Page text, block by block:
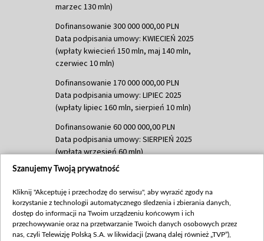
marzec 130 mln)
Dofinansowanie 300 000 000,00 PLN
Data podpisania umowy: KWIECIEŃ 2025
(wpłaty kwiecień 150 mln, maj 140 mln,
czerwiec 10 mln)
Dofinansowanie 170 000 000,00 PLN
Data podpisania umowy: LIPIEC 2025
(wpłaty lipiec 160 mln, sierpień 10 mln)
Dofinansowanie 60 000 000,00 PLN
Data podpisania umowy: SIERPIEŃ 2025
(wpłata wrzesień 60 mln)
Dofinansowanie 635 783 051,21 PLN
(wpłata wrzesień 100 mln, październik 350
mln, listopad 265 mln)
Dofinansowanie 48 862 000,00 PLN
Szanujemy Twoją prywatność
Kliknij "Akceptuję i przechodzę do serwisu", aby wyrazić zgody na
korzystanie z technologii automatycznego śledzenia i zbierania danych,
dostęp do informacji na Twoim urządzeniu końcowym i ich
przechowywanie oraz na przetwarzanie Twoich danych osobowych przez
nas, czyli Telewizję Polską S.A. w likwidacji (zwaną dalej również „TVP”),